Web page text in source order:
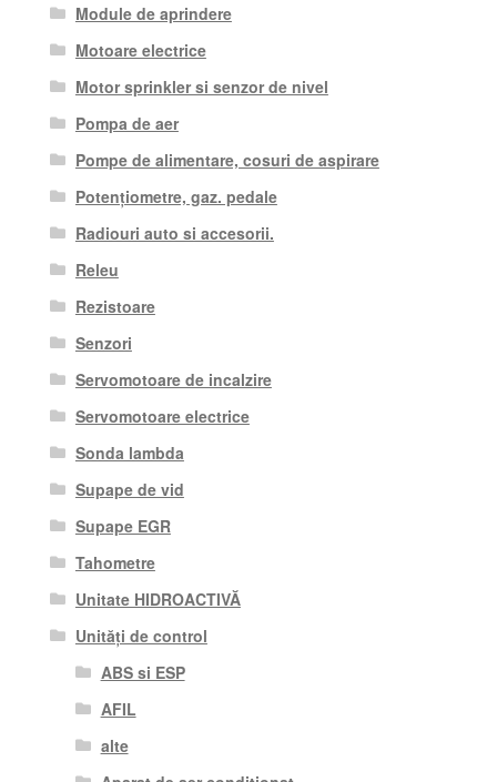
Module de aprindere
Motoare electrice
Motor sprinkler si senzor de nivel
Pompa de aer
Pompe de alimentare, cosuri de aspirare
Potențiometre, gaz. pedale
Radiouri auto si accesorii.
Releu
Rezistoare
Senzori
Servomotoare de incalzire
Servomotoare electrice
Sonda lambda
Supape de vid
Supape EGR
Tahometre
Unitate HIDROACTIVĂ
Unități de control
ABS si ESP
AFIL
alte